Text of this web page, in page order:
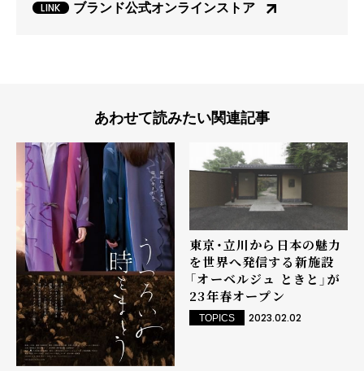
ブランド公式オンラインストア
あわせて読みたい関連記事
東京・立川から日本の魅力
を世界へ発信する新施設
「オーベルジュ ときと」が
23年春オープン
TOPICS 2023.02.02